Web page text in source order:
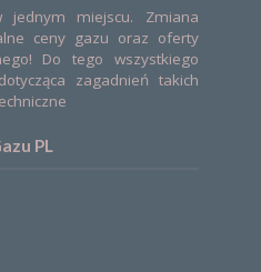
jednym miejscu. Zmiana
ceny gazu oraz oferty
Do tego wszystkiego
zagadnień takich
PL